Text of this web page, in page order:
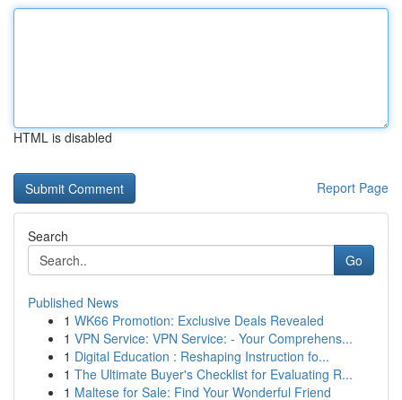
HTML is disabled
Report Page
Search
Go
Published News
1 WK66 Promotion: Exclusive Deals Revealed
1 VPN Service: VPN Service: - Your Comprehens...
1 Digital Education : Reshaping Instruction fo...
1 The Ultimate Buyer's Checklist for Evaluating R...
1 Maltese for Sale: Find Your Wonderful Friend